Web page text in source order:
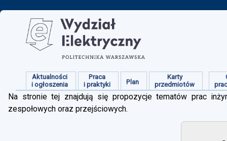
Aktualności
i ogłoszenia
Praca
i praktyki
Plan
Karty
przedmiotów
Na stronie tej znajdują się propozycje tematów prac
zespołowych oraz przejściowych.